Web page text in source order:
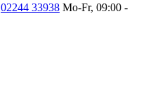
02244 33938 Mo-Fr, 09:00 -